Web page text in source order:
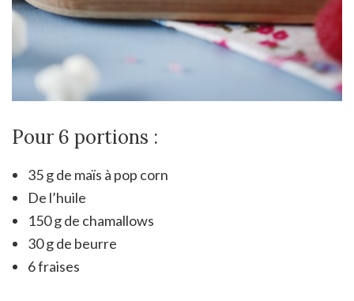
Pour 6 portions :
35 g de maïs à pop corn
De l’huile
150 g de chamallows
30 g de beurre
6 fraises